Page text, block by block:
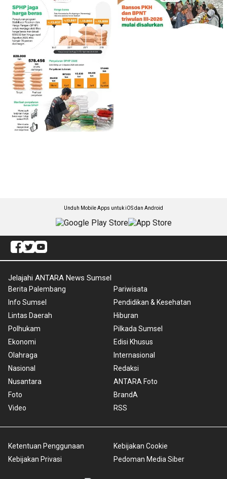
Unduh Mobile Apps untuk iOS dan Android
Jelajahi ANTARA News Sumsel
Berita Palembang
Info Sumsel
Lintas Daerah
Polhukam
Ekonomi
Olahraga
Nasional
Nusantara
Foto
Video
Pariwisata
Pendidikan & Kesehatan
Hiburan
Pilkada Sumsel
Edisi Khusus
Internasional
Redaksi
ANTARA Foto
BrandA
RSS
Ketentuan Penggunaan
Kebijakan Privasi
Kebijakan Cookie
Pedoman Media Siber